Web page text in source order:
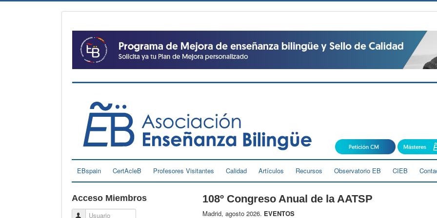
EBspain CertAcleB Profesores Visitantes Calidad Artículos Recursos Observatorio EB CIEB
Acceso Miembros
Usuario
108º Congreso Anual de la AATSP
Madrid, agosto 2026. EVENTOS